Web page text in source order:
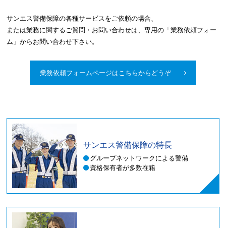
サンエス警備保障の各種サービスをご依頼の場合、
または業務に関するご質問・お問い合わせは、専用の「業務依頼フォー
ム」からお問い合わせ下さい。
業務依頼フォームページはこちらからどうぞ
サンエス警備保障の特長
グループネットワークによる警備
資格保有者が多数在籍